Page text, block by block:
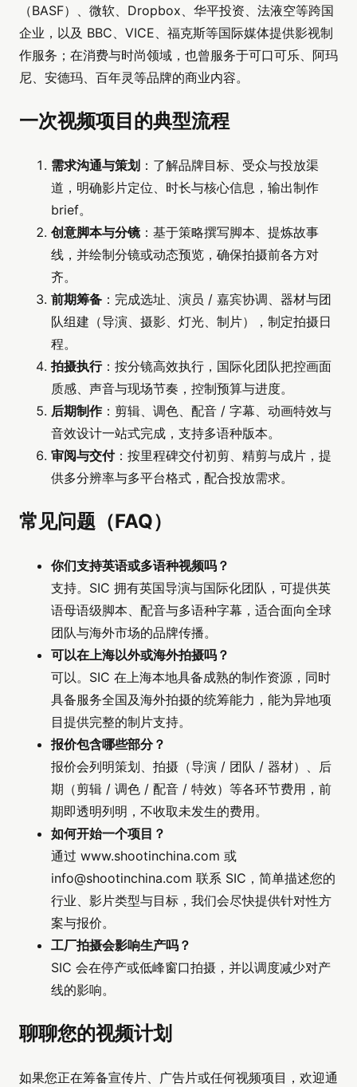
（BASF）、微软、Dropbox、华平投资、法液空等跨国
企业，以及 BBC、VICE、福克斯等国际媒体提供影视制
作服务；在消费与时尚领域，也曾服务于可口可乐、阿玛
尼、安德玛、百年灵等品牌的商业内容。
一次视频项目的典型流程
需求沟通与策划 ：了解品牌目标、受众与投放渠
道，明确影片定位、时长与核心信息，输出制作
brief。
创意脚本与分镜 ：基于策略撰写脚本、提炼故事
线，并绘制分镜或动态预览，确保拍摄前各方对
齐。
前期筹备 ：完成选址、演员 / 嘉宾协调、器材与团
队组建（导演、摄影、灯光、制片），制定拍摄日
程。
拍摄执行：按分镜高效执行，国际化团队把控画面
质感、声音与现场节奏，控制预算与进度。
后期制作：剪辑、调色、配音 / 字幕、动画特效与
音效设计一站式完成，支持多语种版本。
审阅与交付：按里程碑交付初剪、精剪与成片，提
供多分辨率与多平台格式，配合投放需求。
常见问题（FAQ）
你们支持英语或多语种视频吗？
支持。SIC 拥有英国导演与国际化团队，可提供英
语母语级脚本、配音与多语种字幕，适合面向全球
团队与海外市场的品牌传播。
可以在上海以外或海外拍摄吗？
可以。SIC 在上海本地具备成熟的制作资源，同时
具备服务全国及海外拍摄的统筹能力，能为异地项
目提供完整的制片支持。
报价包含哪些部分？
报价会列明策划、拍摄（导演 / 团队 / 器材）、后
期（剪辑 / 调色 / 配音 / 特效）等各环节费用，前
期即透明列明，不收取未发生的费用。
如何开始一个项目？
通过 www.shootinchina.com 或
info@shootinchina.com 联系 SIC，简单描述您的
行业、影片类型与目标，我们会尽快提供针对性方
案与报价。
工厂拍摄会影响生产吗？
SIC 会在停产或低峰窗口拍摄，并以调度减少对产
线的影响。
聊聊您的视频计划
如果您正在筹备宣传片、广告片或任何视频项目，欢迎通